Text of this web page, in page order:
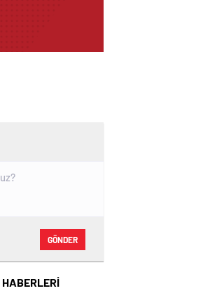
GÖNDER
HABERLERİ